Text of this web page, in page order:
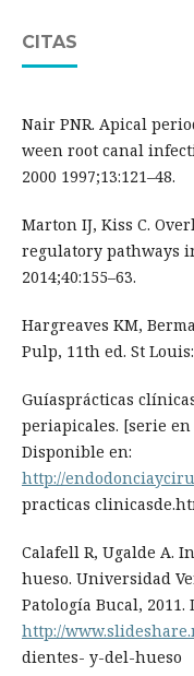
CITAS
Nair PNR. Apical
ween root canal
2000 1997;13:121–48.
Marton IJ, Kiss C.
regulatory pathways
2014;40:155–63.
Hargreaves KM,
Pulp, 11th ed. St
Guíasprácticas
periapicales. [serie
Disponible en:
http://
practicas
Calafell R, Ugalde A.
hueso. Universidad
Patología Bucal,
http://
dientes- y-del-hueso